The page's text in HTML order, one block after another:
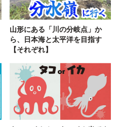
山形にある「川の分岐点」か
ら、日本海と太平洋を目指す
【それぞれ】